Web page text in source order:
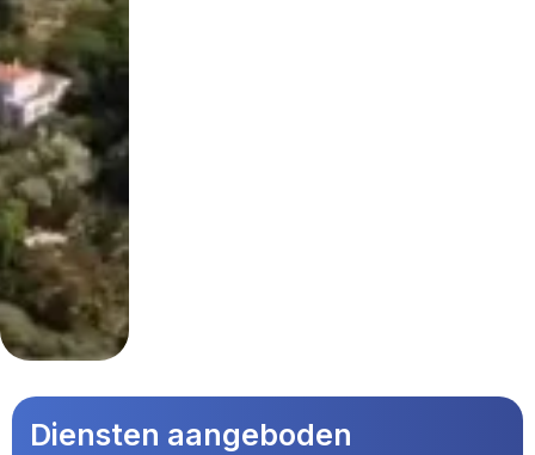
Diensten aangeboden